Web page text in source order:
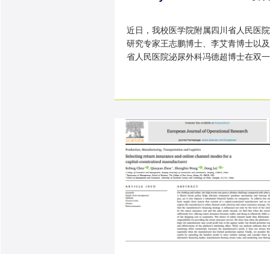
近日，我校医学院附属四川省人民医
研究专家王志鹏博士、李艾青博士以
省人民医院泌尿外科冯德超博士在双